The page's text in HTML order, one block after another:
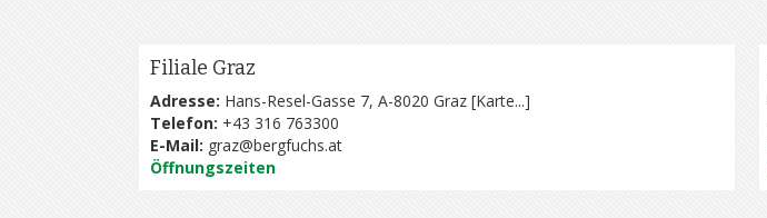
Filiale Graz
Adresse: Hans-Resel-Gasse 7, A-8020 Graz [Karte...]
Telefon: +43 316 763300
E-Mail: graz@bergfuchs.at
Öffnungszeiten